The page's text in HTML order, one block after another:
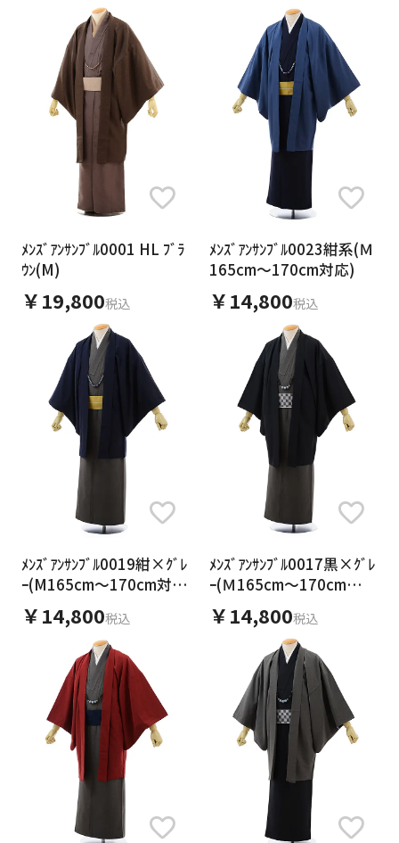
ﾒﾝｽﾞｱﾝｻﾝﾌﾞﾙ0001 HL ﾌﾞﾗ
ｳﾝ(M)
￥19,800税込
ﾒﾝｽﾞｱﾝｻﾝﾌﾞﾙ0023紺系(Ｍ
165cm～170cm対応)
￥14,800税込
ﾒﾝｽﾞｱﾝｻﾝﾌﾞﾙ0019紺×ｸﾞﾚ
ｰ(M165cm～170cm対
応)
￥14,800税込
ﾒﾝｽﾞｱﾝｻﾝﾌﾞﾙ0017黒×ｸﾞﾚ
ｰ(Ｍ165cm～170cm対
応)
￥14,800税込